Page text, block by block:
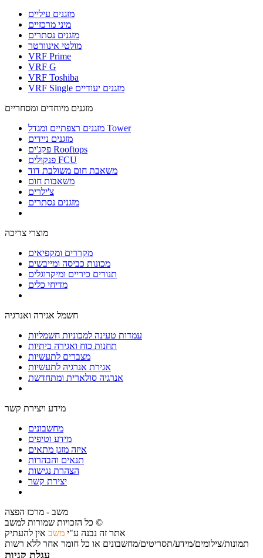
מזגנים עיליים
מיני מרכזיים
מזגנים נסתרים
מולטי אינוורטר
VRF Prime
VRF G
VRF Toshiba
VRF Single מזגנים יעודיים
מזגנים מיוחדים ומסחריים
מזגנים רצפתיים ומגדל Tower
מזגנים ניידים
פקג'ים Rooftops
פנקולים FCU
משאבת חום משולבת דוד
משאבות חום
צ'ילרים
מזגנים נסתרים
מוצרי צריכה
מקררים ומקפיאים
מכונות כביסה ומייבשים
תנורים כיריים ומיקרוגלים
מדיחי כלים
חשמל אגירה ואנרגיה
עמדות טעינה למכוניות חשמליות
תחנות כוח ואגירה ביתיות
מצברים לתעשיות
אגירת אנרגיה לתעשיות
אנרגיה סולארית ומתחדשת
מידע ויצירת קשר
מחשבונים
מידע וטיפים
איזה מזגן מתאים
תנאים והבהרות
הצהרת נגישות
יצירת קשר
משב - מרכז הפצה
כל הזכויות שמורות למשב ©
אתר זה נבנה ע"י משב אין להעתיק
תמונות/צילומים/מידע/תסריטים/מחשבונים או כל חומר אחר ללא רשות
עגלת קניות